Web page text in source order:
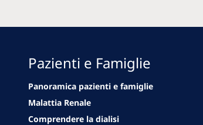
Pazienti e Famiglie
Panoramica pazienti e famiglie
Malattia Renale
Comprendere la dialisi